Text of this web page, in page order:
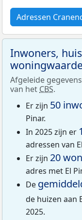
Adressen
Inwoners,
woningwaarde
Afgeleide
van het CBS.
Er zijn 50
Pinar.
In 2025 zijn er
adressen van
Er zijn 20
adres met El
De
de huizen aan
2025.